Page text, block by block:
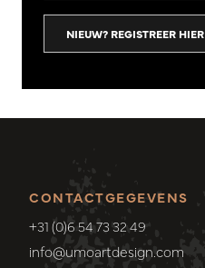
NIEUW? REGISTREER HIER
CONTACTGEGEVENS
+31 (0)6 54 73 32 49
info@umoartdesign.com